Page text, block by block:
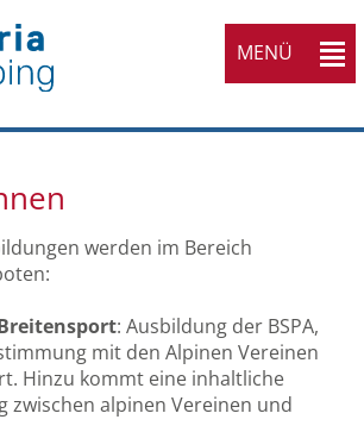
MENÜ
werden im Bereich
: Ausbildung der BSPA,
mit den Alpinen Vereinen
Hinzu kommt eine inhaltliche
zwischen alpinen Vereinen und